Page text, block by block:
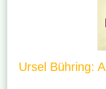
Ursel Bühring: